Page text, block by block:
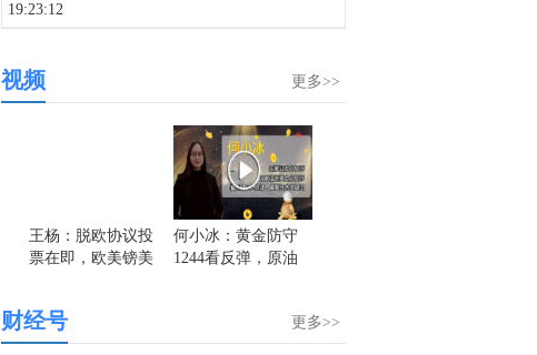
19:23:12
19:19:04
金十数据8月7日讯，8月7日，2026全球智能制造与电子产品博览会（AIE电子展）新闻发布会在广州举行。从会上获悉，本届博览会定于12月3日至5日举办，延续首届“一展双城”办展模式，锚定“中国智造首发平台”定位，聚焦人工智能全产业链，着力打造大湾区智能制造链接全球的重要窗口。本届博览会将在珠海、澳门两地同步开展。在首届展会基础上，第二届AIE电子展进一步扩容提质，预计汇聚超1000家科技企业，迎来5万名海内外专业观众，加速全球新品首发资源落地大湾区。（央视新闻）
更多>>
视频
王杨：脱欧协议投
票在即，欧美镑美
何小冰：黄金防守
1244看反弹，原油
更多>>
财经号